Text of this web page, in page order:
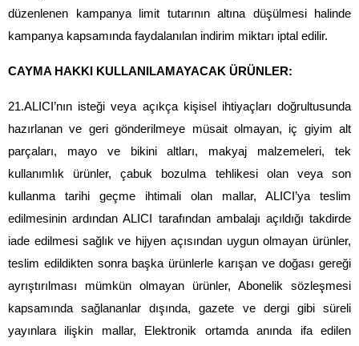
düzenlenen kampanya limit tutarının altına düşülmesi halinde
kampanya kapsamında faydalanılan indirim miktarı iptal edilir.
CAYMA HAKKI KULLANILAMAYACAK ÜRÜNLER:
21.ALICI’nın isteği veya açıkça kişisel ihtiyaçları doğrultusunda
hazırlanan ve geri gönderilmeye müsait olmayan, iç giyim alt
parçaları, mayo ve bikini altları, makyaj malzemeleri, tek
kullanımlık ürünler, çabuk bozulma tehlikesi olan veya son
kullanma tarihi geçme ihtimali olan mallar, ALICI’ya teslim
edilmesinin ardından ALICI tarafından ambalajı açıldığı takdirde
iade edilmesi sağlık ve hijyen açısından uygun olmayan ürünler,
teslim edildikten sonra başka ürünlerle karışan ve doğası gereği
ayrıştırılması mümkün olmayan ürünler, Abonelik sözleşmesi
kapsamında sağlananlar dışında, gazete ve dergi gibi süreli
yayınlara ilişkin mallar, Elektronik ortamda anında ifa edilen